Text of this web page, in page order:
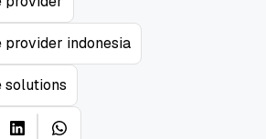
provider indonesia
solutions